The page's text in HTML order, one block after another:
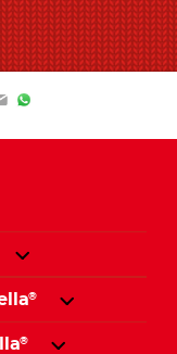
WhatsApp
®
®